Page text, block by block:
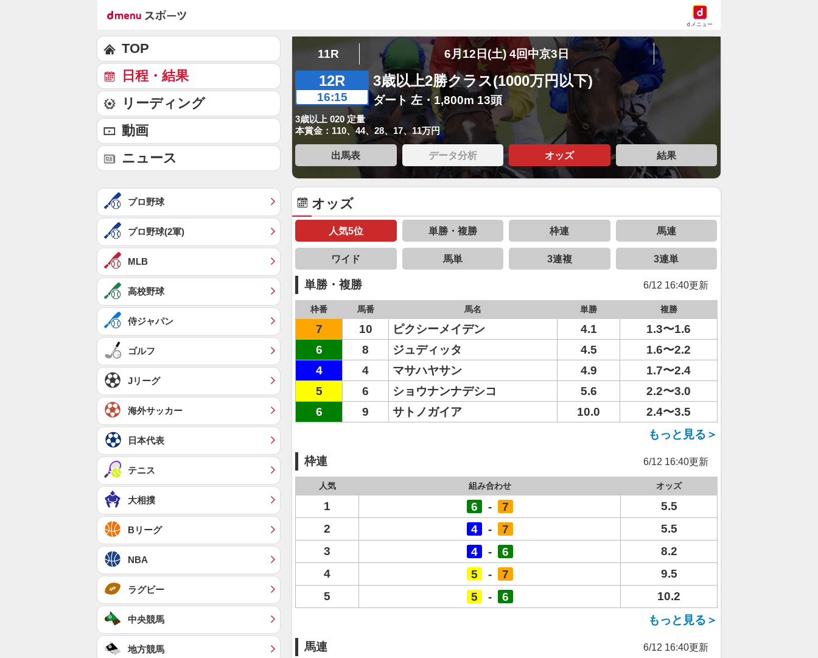
dメニュー
11R 6月12日(土) 4回中京3日
12R
16:15
3歳以上2勝クラス(1000万円以下)
ダート 左・1,800m 13頭
3歳以上 020 定量
本賞金：110、44、28、17、11万円
出馬表 データ分析 オッズ 結果
オッズ
人気5位 単勝・複勝 枠連 馬連
ワイド 馬単 3連複 3連単
単勝・複勝 6/12 16:40更新
枠番 馬番 馬名 単勝 複勝
7 10 ピクシーメイデン 4.1
1.3〜1.6
6
8 ジュディッタ 4.5
1.6〜2.2
4
4 マサハヤサン 4.9
1.7〜2.4
5
6 ショウナンナデシコ 5.6
2.2〜3.0
6
9 サトノガイア 10.0
2.4〜3.5
もっと見る＞
枠連 6/12 16:40更新
人気 組み合わせ オッズ
1 6 - 7
5.5
2
4 - 7
5.5
3
4 - 6
8.2
4
5 - 7
9.5
5
5 - 6
10.2
もっと見る＞
馬連 6/12 16:40更新
TOP
日程・結果
リーディング
動画
ニュース
プロ野球
プロ野球(2軍)
MLB
高校野球
侍ジャパン
ゴルフ
Jリーグ
海外サッカー
日本代表
テニス
大相撲
Bリーグ
NBA
ラグビー
中央競馬
地方競馬